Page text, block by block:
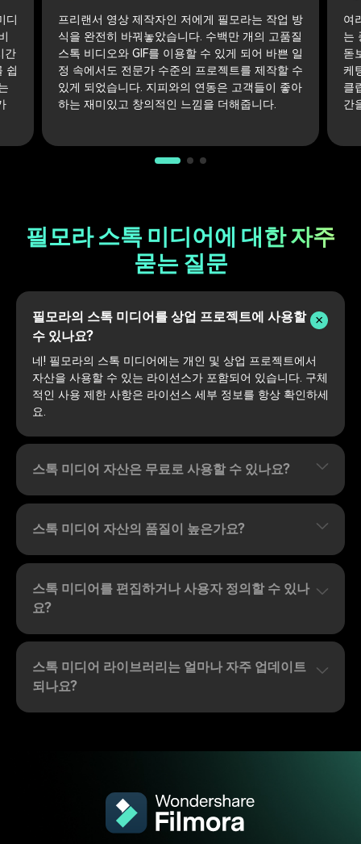
디
간
쉽
프리랜서 영상 제작자인 저에게 필모라는 작업 방
식을 완전히 바꿔놓았습니다. 수백만 개의 고품질
스톡 비디오와 GIF를 이용할 수 있게 되어 바쁜 일
정 속에서도 전문가 수준의 프로젝트를 제작할 수
있게 되었습니다. 지피와의 연동은 고객들이 좋아
하는 재미있고 창의적인 느낌을 더해줍니다.
여
는
돋
케
클
간
필모라 스톡 미디어에 대한 자주
묻는 질문
필모라의 스톡 미디어를 상업 프로젝트에 사용할
수 있나요?
네! 필모라의 스톡 미디어에는 개인 및 상업 프로젝트에서
자산을 사용할 수 있는 라이선스가 포함되어 있습니다. 구체
적인 사용 제한 사항은 라이선스 세부 정보를 항상 확인하세
요.
스톡 미디어 자산은 무료로 사용할 수 있나요?
스톡 미디어 자산의 품질이 높은가요?
스톡 미디어를 편집하거나 사용자 정의할 수 있나
요?
스톡 미디어 라이브러리는 얼마나 자주 업데이트
되나요?